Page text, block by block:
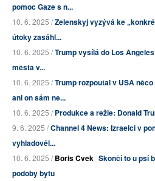
pomoc Gaze s n...
10. 6. 2025 /Zelenskyj vyzývá ke
útoky zasáhl...
10. 6. 2025 /Trump vysílá do Los
města v...
10. 6. 2025 /Trump rozpoutal v USA
ani on sám ne...
10. 6. 2025 /Produkce a režie: Donald
9. 6. 2025 /Channel 4 News: Izraelci v
vyhladověl...
10. 6. 2025 /Boris Cvek Skončí to u psí
podoby bytu